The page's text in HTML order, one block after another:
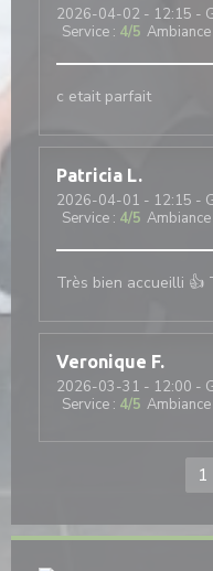
2026-04-02 - 12:15 -
Service : 4/5 Ambiance
c etait parfait
Patricia L
2026-04-01 - 12:15 -
Service : 4/5 Ambiance
Très bien accueilli 👍
Veronique F
2026-03-31 - 12:00 -
Service : 4/5 Ambiance
1